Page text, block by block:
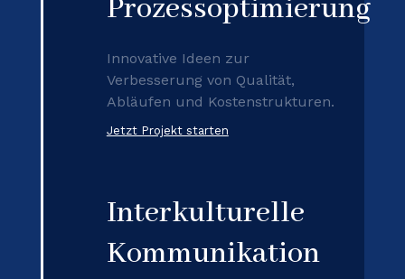
Prozessoptimierung
Innovative Ideen zur
Verbesserung von Qualität,
Abläufen und Kostenstrukturen.
Jetzt Projekt starten
Interkulturelle
Kommunikation